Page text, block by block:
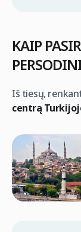
KAIP
Iš tiesų,
centrą